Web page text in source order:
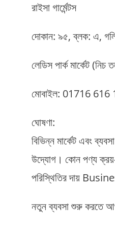
রাইসা গার্মেন্টস
দোকান: ৯৫, ব্লক: এ,
লেডিস পার্ক মার্কেট
মোবাইল: 01716
ঘোষণা:
বিভিন্ন মার্কেট এবং
উদ্যোগ। কোন পণ্য ক্রয়-
পরিস্থিতির দায়
নতুন ব্যবসা শুরু করতে